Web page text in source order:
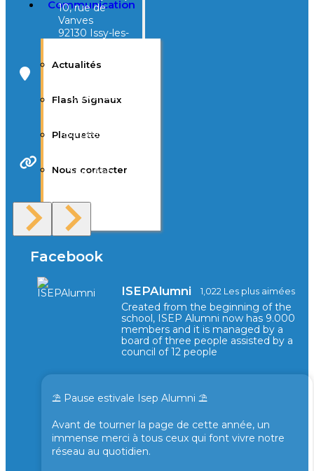
Communication
Actualités
Flash Signaux
Plaquette
Nous contacter
F.A.Q
10, rue de
Vanves
92130 Issy-les-
40, avenue
d’Eysines
Bordeaux
Site Web
Facebook
ISEPAlumni 1,022 Les plus aimées
Created from the beginning of the
school, ISEP Alumni now has 9.000
members and it is managed by a
board of three people assisted by a
council of 12 people
⛱️ Pause estivale Isep Alumni ⛱️
Avant de tourner la page de cette année, un
immense merci à tous ceux qui font vivre notre
réseau au quotidien.